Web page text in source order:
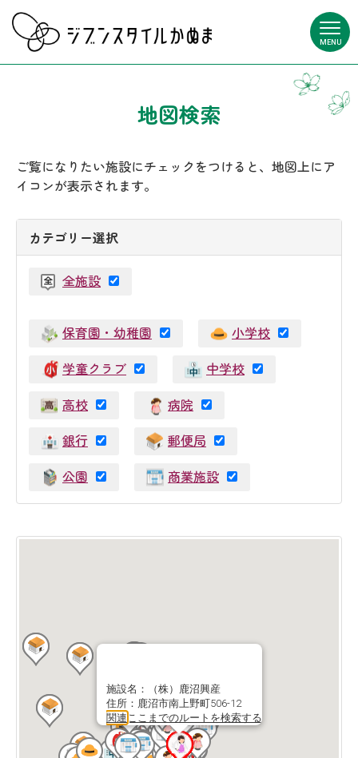
MENU
地図検索
ご覧になりたい施設にチェックをつけると、地図上にア
イコンが表示されます。
カテゴリー選択
全施設
保育園・幼稚園 小学校
学童クラブ 中学校
高校 病院
銀行 郵便局
公園 商業施設
施設名：（株）鹿沼興産
住所：鹿沼市南上野町506-12
関連 ここまでのルートを検索する